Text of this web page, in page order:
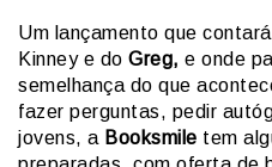
Um lançamento que
Kinney e do Greg, e onde
semelhança do que
fazer perguntas, pedir
jovens, a Booksmile tem